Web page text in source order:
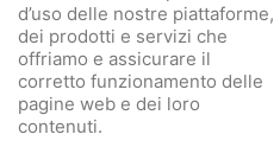
d’uso delle nostre piattaforme,
dei prodotti e servizi che
offriamo e assicurare il
corretto funzionamento delle
pagine web e dei loro
contenuti.